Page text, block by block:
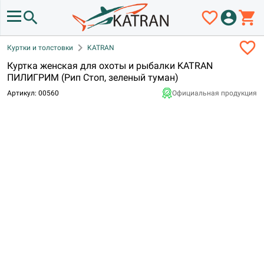
search favorite_borderaccount_circleshopping_cart
Куртки и толстовки chevron_right KATRAN favorite_border
Куртка женская для охоты и рыбалки KATRAN
ПИЛИГРИМ (Рип Стоп, зеленый туман)
Артикул: 00560 Официальная продукция